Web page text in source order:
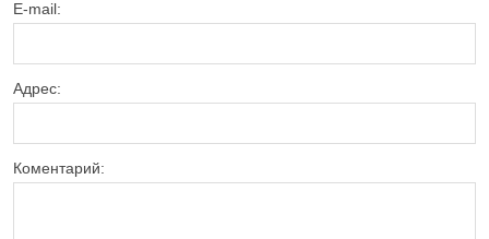
Е-mail:
Адрес:
Коментарий: